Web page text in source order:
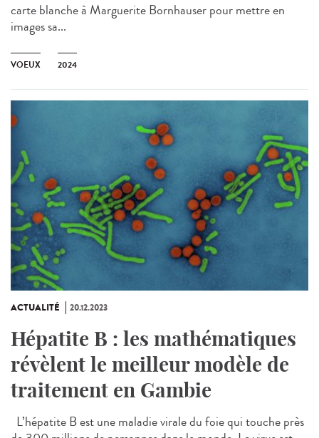
carte blanche à Marguerite Bornhauser pour mettre en
images sa...
VOEUX 2024
ACTUALITÉ 20.12.2023
Hépatite B : les mathématiques
révèlent le meilleur modèle de
traitement en Gambie
L’hépatite B est une maladie virale du foie qui touche près